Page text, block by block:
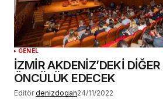
GENEL
İZMİR AKDENİZ’DEKİ
ÖNCÜLÜK EDECEK
Editör denizdogan24/11/2022